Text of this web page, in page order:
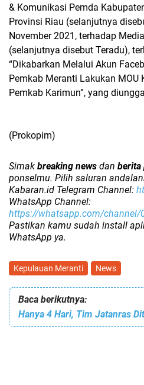
& Komunikasi Pemda
Provinsi Riau (selanjutnya
November 2021, terhadap
(selanjutnya disebut Teradu),
“Dikabarkan Melalui Akun
Pemkab Meranti Lakukan MOU
Pemkab Karimun”, yang
(Prokopim)
Simak breaking news dan berita
ponselmu. Pilih saluran
Kabaran.id Telegram Channel:
WhatsApp Channel:
https://whatsapp.com/channel/
Pastikan kamu sudah install
WhatsApp ya.
Kepulauan Meranti News
Baca berikutnya: